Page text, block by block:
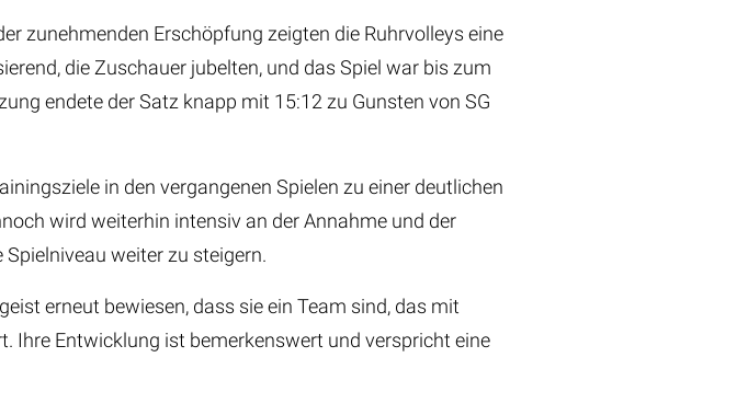
zunehmenden Erschöpfung zeigten die Ruhrvolleys eine
die Zuschauer jubelten, und das Spiel war bis zum
endete der Satz knapp mit 15:12 zu Gunsten von SG
in den vergangenen Spielen zu einer deutlichen
wird weiterhin intensiv an der Annahme und der
weiter zu steigern.
erneut bewiesen, dass sie ein Team sind, das mit
Ihre Entwicklung ist bemerkenswert und verspricht eine